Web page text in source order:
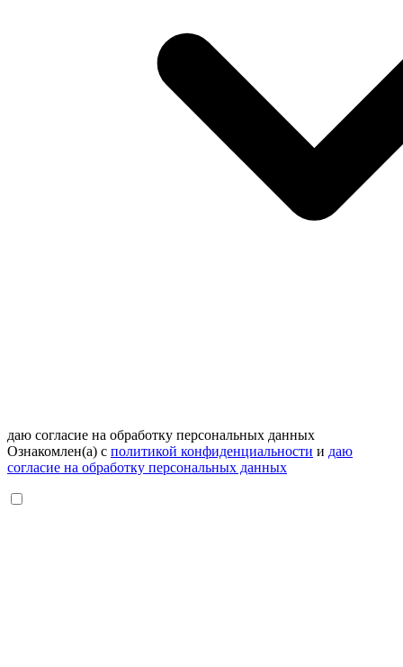
даю согласие на обработку персональных данных
Ознакомлен(а) с политикой конфиденциальности и даю
согласие на обработку персональных данных